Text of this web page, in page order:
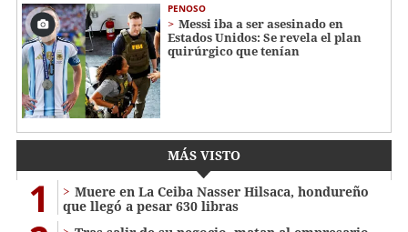
PENOSO
Messi iba a ser asesinado en
Estados Unidos: Se revela el plan
quirúrgico que tenían
MÁS VISTO
1
Muere en La Ceiba Nasser Hilsaca, hondureño
que llegó a pesar 630 libras